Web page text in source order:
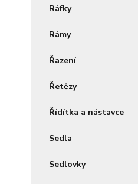
Ráfky
Rámy
Řazení
Řetězy
Řídítka a nástavce
Sedla
Sedlovky